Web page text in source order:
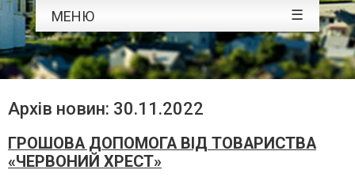
МЕНЮ ☰
Архів новин: 30.11.2022
ГРОШОВА ДОПОМОГА ВІД ТОВАРИСТВА
«ЧЕРВОНИЙ ХРЕСТ»